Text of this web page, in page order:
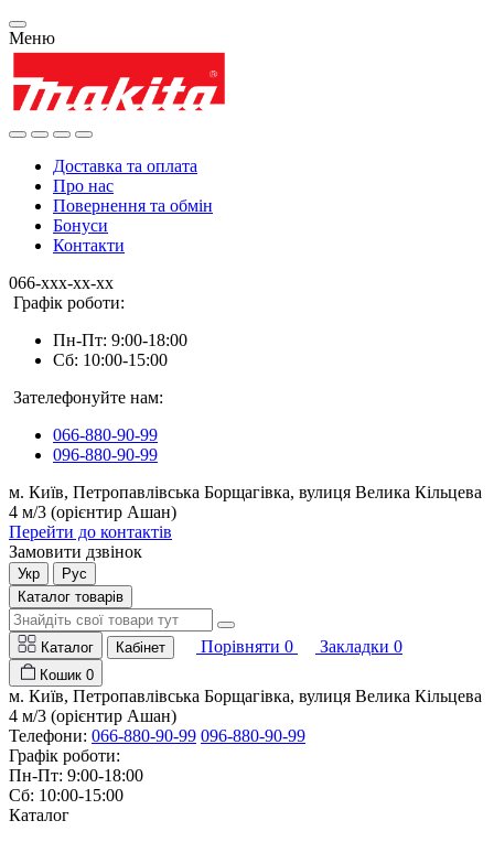
Меню
Доставка та оплата
Про нас
Повернення та обмін
Бонуси
Контакти
066-xxx-xx-xx
Графік роботи:
Пн-Пт: 9:00-18:00
Сб: 10:00-15:00
Зателефонуйте нам:
066-880-90-99
096-880-90-99
м. Київ, Петропавлівська Борщагівка, вулиця Велика Кільцева
4 м/3 (орієнтир Ашан)
Перейти до контактів
Замовити дзвінок
Укр
Рус
Каталог товарів
Каталог Кабінет Порівняти 0 Закладки 0
Кошик 0
м. Київ, Петропавлівська Борщагівка, вулиця Велика Кільцева
4 м/3 (орієнтир Ашан)
Телефони: 066-880-90-99 096-880-90-99
Графік роботи:
Пн-Пт: 9:00-18:00
Сб: 10:00-15:00
Каталог